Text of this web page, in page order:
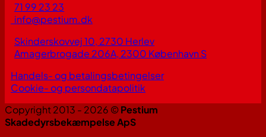
71 99 23 23
info@pestium.dk
Skinderskovvej 10, 2730 Herlev
Amagerbrogade 206A, 2300 København S
Handels- og betalingsbetingelser
Cookie- og persondatapolitik
Copyright 2013 - 2026 ©Pestium
Skadedyrsbekæmpelse ApS